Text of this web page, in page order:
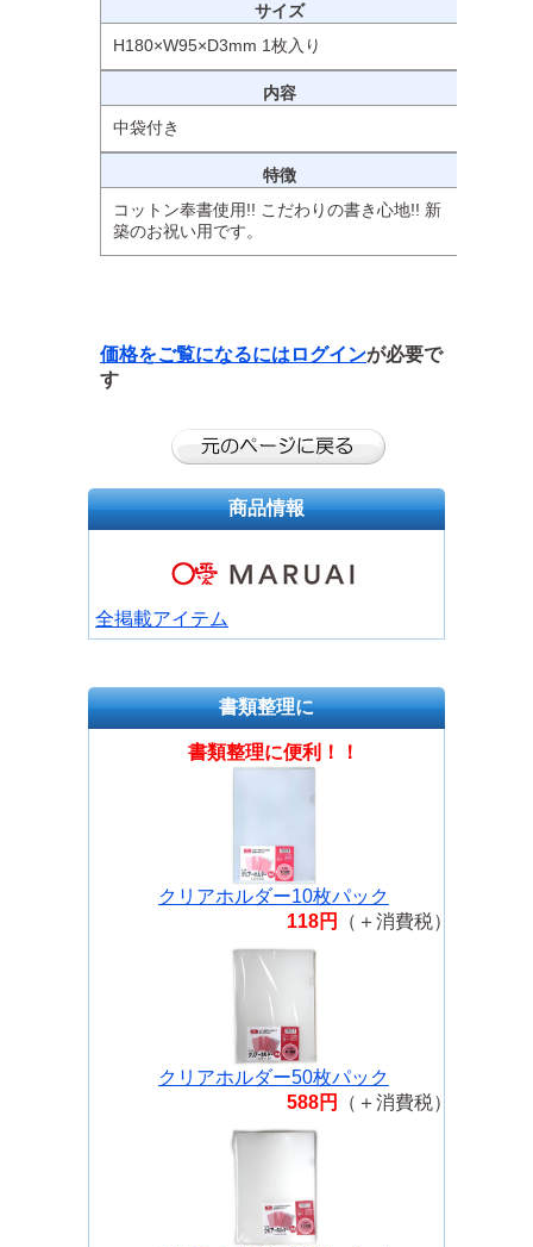
サイズ
H180×W95×D3mm 1枚入り
内容
中袋付き
特徴
コットン奉書使用!! こだわりの書き心地!! 新
築のお祝い用です。
価格をご覧になるには ログインが必要で
す
商品情報
全掲載アイテム
書類整理に
書類整理に便利！！
クリアホルダー10枚パック
118円
（＋消費税）
クリアホルダー50枚パック
588円
（＋消費税）